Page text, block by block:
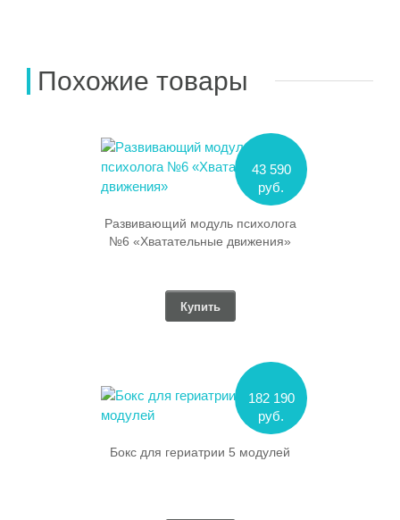
Похожие товары
43 590
руб.
Развивающий модуль психолога
№6 «Хватательные движения»
Купить
182 190
руб.
Бокс для гериатрии 5 модулей